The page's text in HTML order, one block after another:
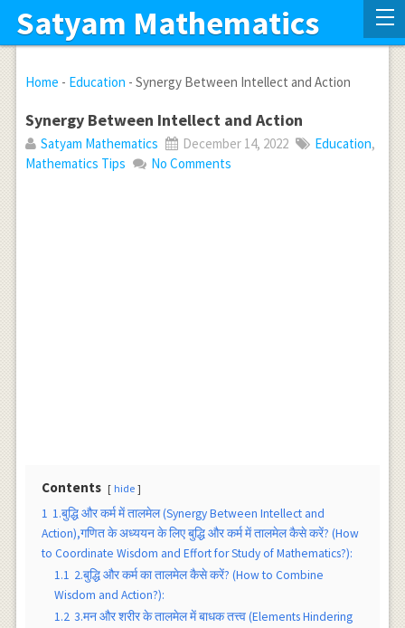
Satyam Mathematics
Home - Education - Synergy Between Intellect and Action
Synergy Between Intellect and Action
Satyam Mathematics December 14, 2022 Education,
Mathematics Tips
No Comments
Contents hide
1 1.बुद्धि और कर्म में तालमेल (Synergy Between Intellect and
Action),गणित के अध्ययन के लिए बुद्धि और कर्म में तालमेल कैसे करें? (How
to Coordinate Wisdom and Effort for Study of Mathematics?):
1.1 2.बुद्धि और कर्म का तालमेल कैसे करें? (How to Combine
Wisdom and Action?):
1.2 3.मन और शरीर के तालमेल में बाधक तत्त्व (Elements Hindering